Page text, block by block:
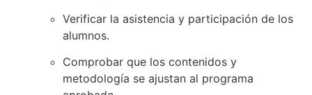
Verificar la asistencia y participación de los
alumnos.
Comprobar que los contenidos y
metodología se ajustan al programa